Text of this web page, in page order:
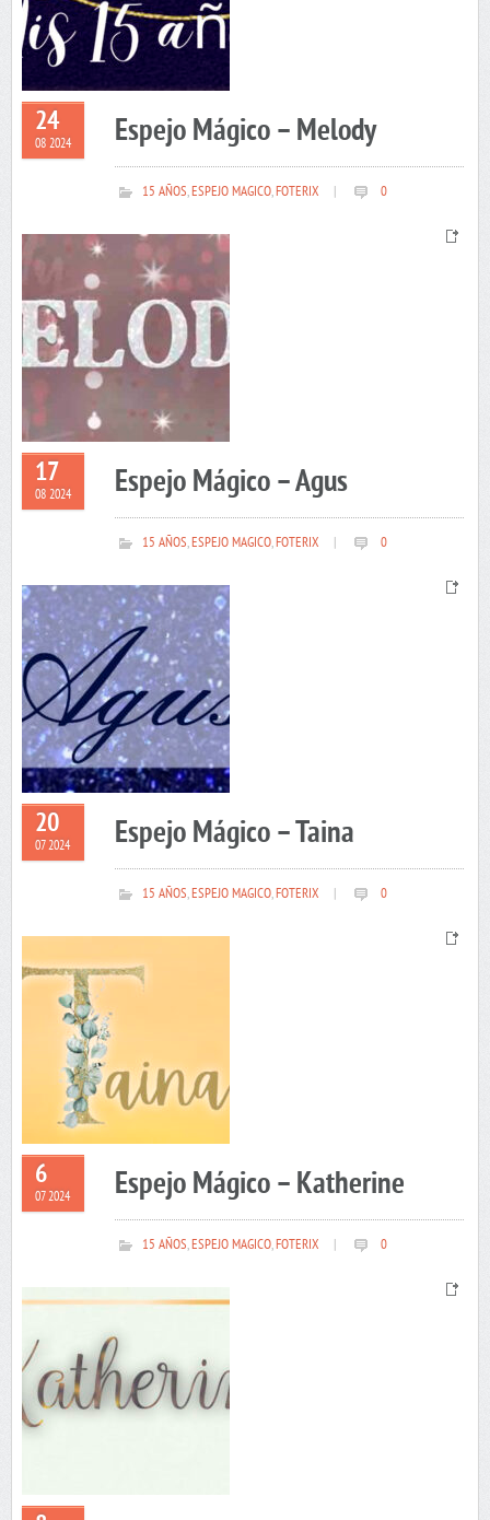
24
08 2024 Espejo Mágico – Melody
15 AÑOS,ESPEJO MAGICO,FOTERIX 0
17
08 2024 Espejo Mágico – Agus
15 AÑOS,ESPEJO MAGICO,FOTERIX 0
20
07 2024 Espejo Mágico – Taina
15 AÑOS,ESPEJO MAGICO,FOTERIX 0
6
07 2024 Espejo Mágico – Katherine
15 AÑOS,ESPEJO MAGICO,FOTERIX 0